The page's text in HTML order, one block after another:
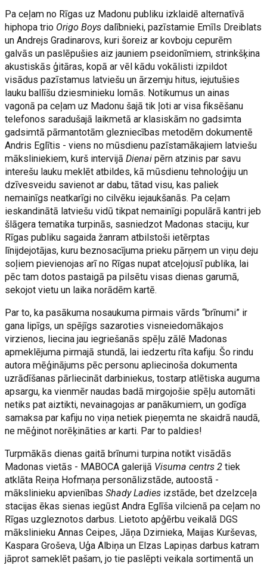
Pa ceļam no Rīgas uz Madonu publiku izklaidē alternatīvā
hiphopa trio Origo Boys dalībnieki, pazīstamie Emīls Dreiblats
un Andrejs Gradinarovs, kuri šoreiz ar kovboju cepurēm
galvās un paslēpušies aiz jauniem pseidonīmiem, strinkšķina
akustiskās ģitāras, kopā ar vēl kādu vokālisti izpildot
visādus pazīstamus latviešu un ārzemju hitus, iejutušies
lauku ballīšu dziesminieku lomās. Notikumus un ainas
vagonā pa ceļam uz Madonu šajā tik ļoti ar visa fiksēšanu
telefonos saradušajā laikmetā ar klasiskām no gadsimta
gadsimtā pārmantotām glezniecības metodēm dokumentē
Andris Eglītis - viens no mūsdienu pazīstamākajiem latviešu
māksliniekiem, kurš intervijāDienaipērn atzinis par savu
interešu lauku meklēt atbildes, kā mūsdienu tehnoloģiju un
dzīvesveidu savienot ar dabu, tātad visu, kas paliek
nemainīgs neatkarīgi no cilvēku iejaukšanās. Pa ceļam
ieskandinātā latviešu vidū tikpat nemainīgi populārā kantri jeb
šlāgera tematika turpinās, sasniedzot Madonas staciju, kur
Rīgas publiku sagaida žanram atbilstoši ietērptas
līnijdejotājas, kuru beznosacījuma prieku pārņem un viņu deju
soļiem pievienojas arī no Rīgas nupat atceļojusī publika, lai
pēc tam dotos pastaigā pa pilsētu visas dienas garumā,
sekojot vietu un laika norādēm kartē.
Par to, ka pasākuma nosaukuma pirmais vārds “brīnumi” ir
gana lipīgs, un spējīgs sazaroties visneiedomākajos
virzienos, liecina jau iegriešanās spēļu zālē Madonas
apmeklējuma pirmajā stundā, lai iedzertu rīta kafiju. Šo rindu
autora mēģinājums pēc personu apliecinoša dokumenta
uzrādīšanas pārliecināt darbiniekus, tostarp atlētiska auguma
apsargu, ka vienmēr naudas badā mirgojošie spēļu automāti
netiks pat aiztikti, nevainagojas ar panākumiem, un godīga
samaksa par kafiju no viņa netiek pieņemta ne skaidrā naudā,
ne mēģinot norēķināties ar karti. Par to paldies!
Turpmākās dienas gaitā brīnumi turpina notikt visādās
Madonas vietās - MABOCA galerijā Visuma centrs 2 tiek
atklāta Reiņa Hofmaņa personālizstāde, autoostā -
mākslinieku apvienībasShady Ladies izstāde, bet dzelzceļa
stacijas ēkas sienas iegūst Andra Eglīša vilcienā pa ceļam no
Rīgas uzgleznotos darbus. Lietoto apģērbu veikalā DGS
mākslinieku Annas Ceipes, Jāņa Dzirnieka, Maijas Kurševas,
Kaspara Groševa, Uģa Albiņa un Elzas Lapiņas darbus katram
jāprot sameklēt pašam, jo tie paslēpti veikala sortimentā un